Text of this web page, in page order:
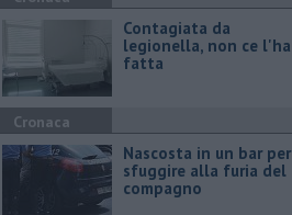
Contagiata da
legionella, non ce l'ha
fatta
Cronaca
Nascosta in un bar per
sfuggire alla furia del
compagno